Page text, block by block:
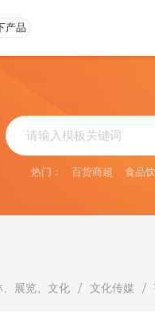
产品
热门： 百货商超 食品
、展览、文化 / 文化传媒 /